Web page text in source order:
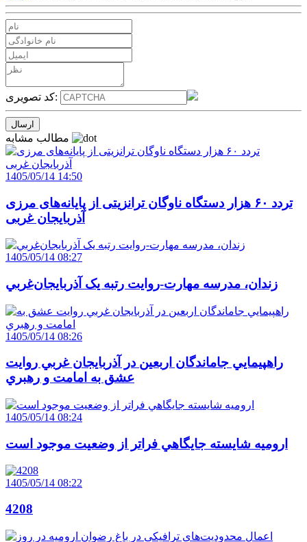
کد تصویری:
1405/05/14 14:50
تردد ۶۰ هزار دستگاه ناوگان ترانزیتی از پایانه‌های مرزی
آذربایجان ‌غربی
1405/05/14 08:27
زندان، مدرسه مهارت-روايت رتبه يک آذربايجان‌غربي
1405/05/14 08:26
راهپيمايي جاماندگان اربعين در آذربايجان غربي روايت
عشق به امامت و رهبري
1405/05/14 08:24
اروميه شايسته جايگاهي فراتر از وضعيت موجود است
1405/05/14 08:22
4208